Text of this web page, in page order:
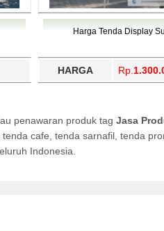
Harga Tenda Display
HARGA Rp.
penawaran produk tag Jasa
cafe, tenda sarnafil, tenda
Indonesia.